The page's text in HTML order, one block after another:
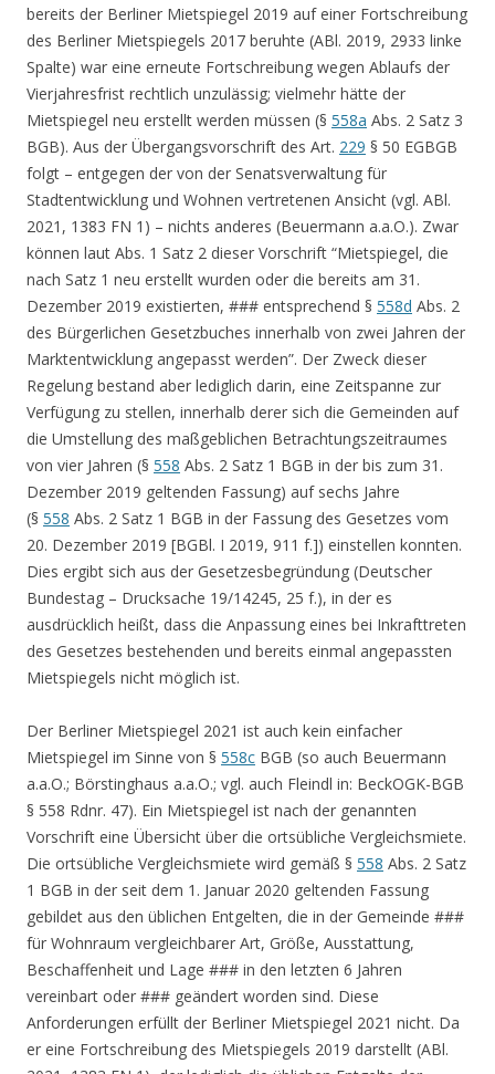
bereits der Berliner Mietspiegel 2019 auf einer Fortschreibung
des Berliner Mietspiegels 2017 beruhte (ABl. 2019, 2933 linke
Spalte) war eine erneute Fortschreibung wegen Ablaufs der
Vierjahresfrist rechtlich unzulässig; vielmehr hätte der
Mietspiegel neu erstellt werden müssen (§ 558a Abs. 2 Satz 3
BGB). Aus der Übergangsvorschrift des Art. 229 § 50 EGBGB
folgt – entgegen der von der Senatsverwaltung für
Stadtentwicklung und Wohnen vertretenen Ansicht (vgl. ABl.
2021, 1383 FN 1) – nichts anderes (Beuermann a.a.O.). Zwar
können laut Abs. 1 Satz 2 dieser Vorschrift “Mietspiegel, die
nach Satz 1 neu erstellt wurden oder die bereits am 31.
Dezember 2019 existierten, ### entsprechend § 558d Abs. 2
des Bürgerlichen Gesetzbuches innerhalb von zwei Jahren der
Marktentwicklung angepasst werden”. Der Zweck dieser
Regelung bestand aber lediglich darin, eine Zeitspanne zur
Verfügung zu stellen, innerhalb derer sich die Gemeinden auf
die Umstellung des maßgeblichen Betrachtungszeitraumes
von vier Jahren (§ 558 Abs. 2 Satz 1 BGB in der bis zum 31.
Dezember 2019 geltenden Fassung) auf sechs Jahre
(§ 558 Abs. 2 Satz 1 BGB in der Fassung des Gesetzes vom
20. Dezember 2019 [BGBl. I 2019, 911 f.]) einstellen konnten.
Dies ergibt sich aus der Gesetzesbegründung (Deutscher
Bundestag – Drucksache 19/14245, 25 f.), in der es
ausdrücklich heißt, dass die Anpassung eines bei Inkrafttreten
des Gesetzes bestehenden und bereits einmal angepassten
Mietspiegels nicht möglich ist.
Der Berliner Mietspiegel 2021 ist auch kein einfacher
Mietspiegel im Sinne von § 558c BGB (so auch Beuermann
a.a.O.; Börstinghaus a.a.O.; vgl. auch Fleindl in: BeckOGK-BGB
§ 558 Rdnr. 47). Ein Mietspiegel ist nach der genannten
Vorschrift eine Übersicht über die ortsübliche Vergleichsmiete.
Die ortsübliche Vergleichsmiete wird gemäß § 558 Abs. 2 Satz
1 BGB in der seit dem 1. Januar 2020 geltenden Fassung
gebildet aus den üblichen Entgelten, die in der Gemeinde ###
für Wohnraum vergleichbarer Art, Größe, Ausstattung,
Beschaffenheit und Lage ### in den letzten 6 Jahren
vereinbart oder ### geändert worden sind. Diese
Anforderungen erfüllt der Berliner Mietspiegel 2021 nicht. Da
er eine Fortschreibung des Mietspiegels 2019 darstellt (ABl.